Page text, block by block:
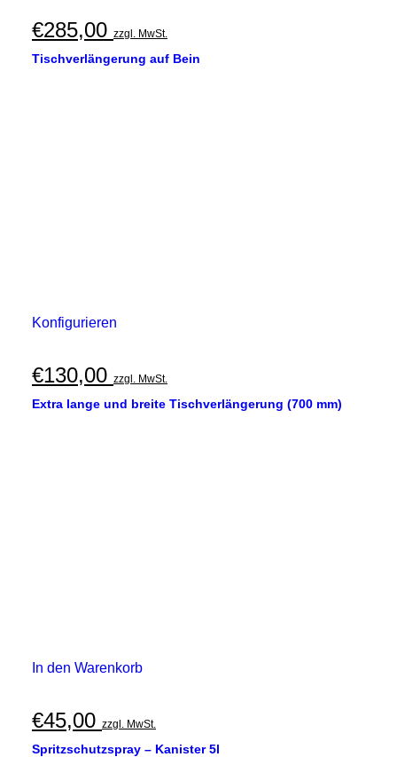
€285,00 zzgl. MwSt.
Tischverlängerung auf Bein
Konfigurieren
€130,00 zzgl. MwSt.
Extra lange und breite Tischverlängerung (700 mm)
In den Warenkorb
€45,00 zzgl. MwSt.
Spritzschutzspray – Kanister 5l